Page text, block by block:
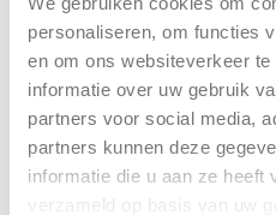
personaliseren, om functies
en om ons websiteverkeer
informatie over uw gebruik
partners voor social media,
partners kunnen deze
informatie die u aan ze heeft
verzameld op basis van uw
voor jouw
Als bedrijf krijg je al vaak te
hoeveelheid afval. Denk
papierengroenafval . Voor al